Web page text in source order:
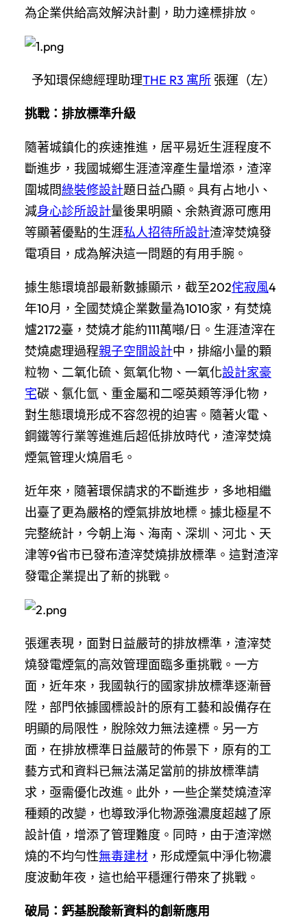
為企業供給高效解決計劃，助力達標排放。
予知環保總經理助理THE R3 寓所 張運（左）
挑戰：排放標準升級
隨著城鎮化的疾速推進，居平易近生涯程度不
斷進步，我國城鄉生涯渣滓產生量增添，渣滓
圍城問綠裝修設計題日益凸顯。具有占地小、
減身心診所設計量後果明顯、余熱資源可應用
等顯著優點的生涯私人招待所設計渣滓焚燒發
電項目，成為解決這一問題的有用手腕。
據生態環境部最新數據顯示，截至202侘寂風4
年10月，全國焚燒企業數量為1010家，有焚燒
爐2172臺，焚燒才能約111萬噸/日。生涯渣滓在
焚燒處理過程親子空間設計中，排縮小量的顆
粒物、二氧化硫、氮氧化物、一氧化設計家豪
宅碳、氯化氫、重金屬和二噁英類等淨化物，
對生態環境形成不容忽視的迫害。隨著火電、
鋼鐵等行業等進進后超低排放時代，渣滓焚燒
煙氣管理火燒眉毛。
近年來，隨著環保請求的不斷進步，多地相繼
出臺了更為嚴格的煙氣排放地標。據北極星不
完整統計，今朝上海、海南、深圳、河北、天
津等9省市已發布渣滓焚燒排放標準。這對渣滓
發電企業提出了新的挑戰。
張運表現，面對日益嚴苛的排放標準，渣滓焚
燒發電煙氣的高效管理面臨多重挑戰。一方
面，近年來，我國執行的國家排放標準逐漸晉
陞，部門依據國標設計的原有工藝和設備存在
明顯的局限性，脫除效力無法達標。另一方
面，在排放標準日益嚴苛的佈景下，原有的工
藝方式和資料已無法滿足當前的排放標準請
求，亟需優化改進。此外，一些企業焚燒渣滓
種類的改變，也導致淨化物源強濃度超越了原
設計值，增添了管理難度。同時，由于渣滓燃
燒的不均勻性無毒建材 ，形成煙氣中淨化物濃
度波動年夜，這也給平穩運行帶來了挑戰。
破局：鈣基脫酸新資料的創新應用